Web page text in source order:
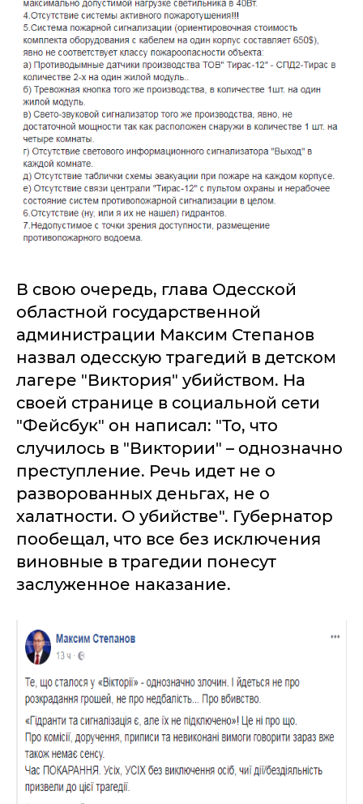
В свою очередь, глава Одесской
областной государственной
администрации Максим Степанов
назвал одесскую трагедий в детском
лагере "Виктория" убийством. На
своей странице в социальной сети
"Фейсбук" он написал: "То, что
случилось в "Виктории" – однозначно
преступление. Речь идет не о
разворованных деньгах, не о
халатности. О убийстве". Губернатор
пообещал, что все без исключения
виновные в трагедии понесут
заслуженное наказание.